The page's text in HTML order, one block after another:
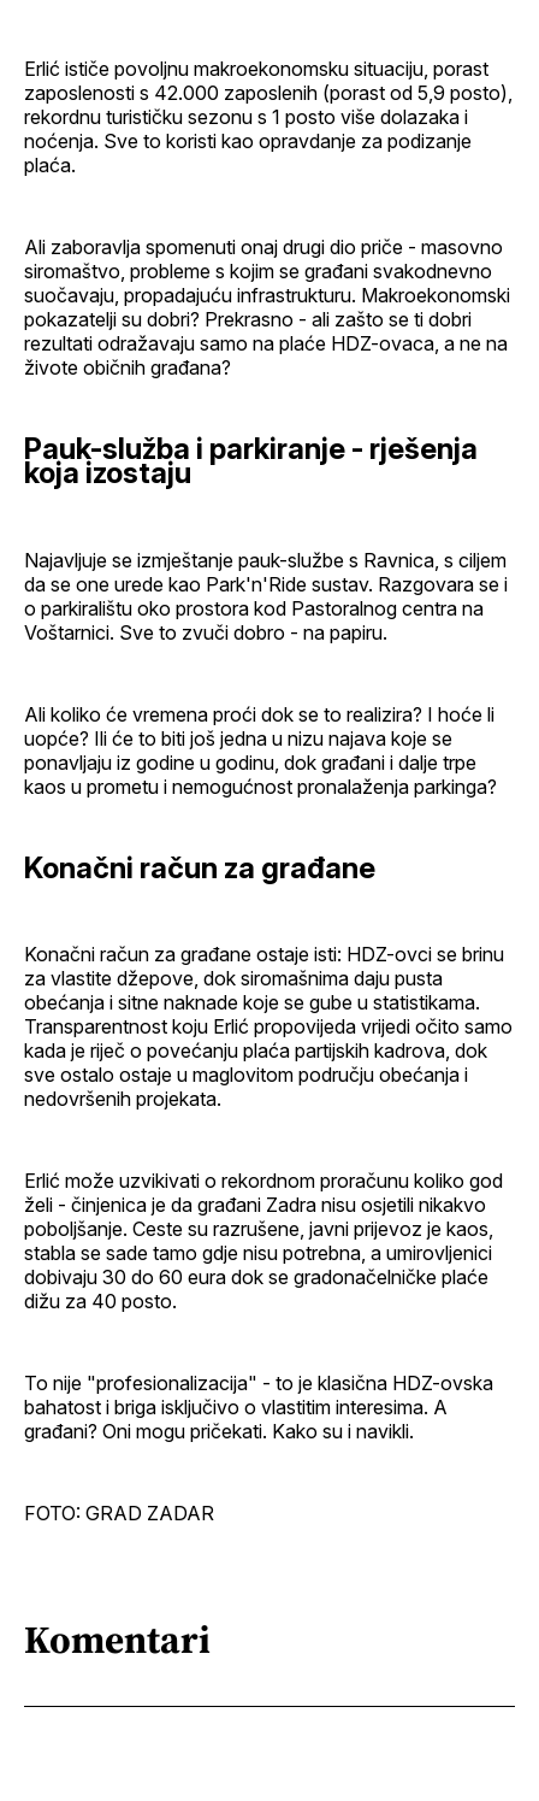
Erlić ističe povoljnu makroekonomsku situaciju, porast
zaposlenosti s 42.000 zaposlenih (porast od 5,9 posto),
rekordnu turističku sezonu s 1 posto više dolazaka i
noćenja. Sve to koristi kao opravdanje za podizanje
plaća.
Ali zaboravlja spomenuti onaj drugi dio priče - masovno
siromaštvo, probleme s kojim se građani svakodnevno
suočavaju, propadajuću infrastrukturu. Makroekonomski
pokazatelji su dobri? Prekrasno - ali zašto se ti dobri
rezultati odražavaju samo na plaće HDZ-ovaca, a ne na
živote običnih građana?
Pauk-služba i parkiranje - rješenja
koja izostaju
Najavljuje se izmještanje pauk-službe s Ravnica, s ciljem
da se one urede kao Park'n'Ride sustav. Razgovara se i
o parkiralištu oko prostora kod Pastoralnog centra na
Voštarnici. Sve to zvuči dobro - na papiru.
Ali koliko će vremena proći dok se to realizira? I hoće li
uopće? Ili će to biti još jedna u nizu najava koje se
ponavljaju iz godine u godinu, dok građani i dalje trpe
kaos u prometu i nemogućnost pronalaženja parkinga?
Konačni račun za građane
Konačni račun za građane ostaje isti: HDZ-ovci se brinu
za vlastite džepove, dok siromašnima daju pusta
obećanja i sitne naknade koje se gube u statistikama.
Transparentnost koju Erlić propovijeda vrijedi očito samo
kada je riječ o povećanju plaća partijskih kadrova, dok
sve ostalo ostaje u maglovitom području obećanja i
nedovršenih projekata.
Erlić može uzvikivati o rekordnom proračunu koliko god
želi - činjenica je da građani Zadra nisu osjetili nikakvo
poboljšanje. Ceste su razrušene, javni prijevoz je kaos,
stabla se sade tamo gdje nisu potrebna, a umirovljenici
dobivaju 30 do 60 eura dok se gradonačelničke plaće
dižu za 40 posto.
To nije "profesionalizacija" - to je klasična HDZ-ovska
bahatost i briga isključivo o vlastitim interesima. A
građani? Oni mogu pričekati. Kako su i navikli.
FOTO: GRAD ZADAR
Komentari